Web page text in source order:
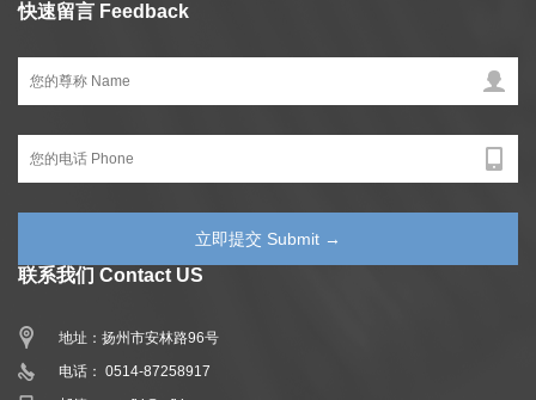
快速留言 Feedback
联系我们 Contact US
地址：扬州市安林路96号
电话： 0514-87258917